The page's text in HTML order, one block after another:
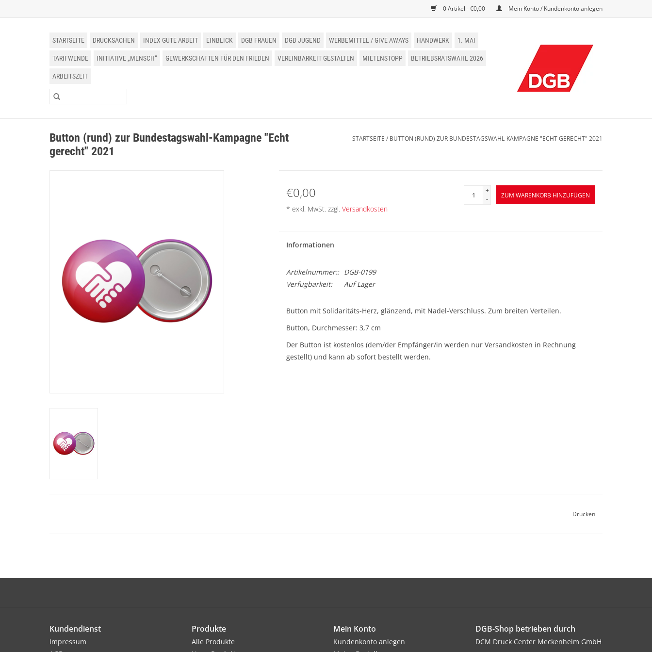
0 Artikel - €0,00 Mein Konto / Kundenkonto anlegen
STARTSEITE DRUCKSACHEN INDEX GUTE ARBEIT EINBLICK DGB FRAUEN DGB JUGEND WERBEMITTEL / GIVE AWAYS HANDWERK 1. MAI
TARIFWENDE INITIATIVE „MENSCH“ GEWERKSCHAFTEN FÜR DEN FRIEDEN VEREINBARKEIT GESTALTEN MIETENSTOPP BETRIEBSRATSWAHL 2026
ARBEITSZEIT
Button (rund) zur Bundestagswahl-Kampagne "Echt
gerecht" 2021
STARTSEITE / BUTTON (RUND) ZUR BUNDESTAGSWAHL-KAMPAGNE "ECHT GERECHT" 2021
€0,00
* exkl. MwSt. zzgl. Versandkosten
+
-
ZUM WARENKORB HINZUFÜGEN
Informationen
Artikelnummer::
DGB-0199
Verfügbarkeit:
Auf Lager
Button mit Solidaritäts-Herz, glänzend, mit Nadel-Verschluss. Zum breiten Verteilen.
Button, Durchmesser: 3,7 cm
Der Button ist kostenlos (dem/der Empfänger/in werden nur Versandkosten in Rechnung
gestellt) und kann ab sofort bestellt werden.
Drucken
Kundendienst
Impressum
Produkte
Alle Produkte
Mein Konto
Kundenkonto anlegen
DGB-Shop betrieben durch
DCM Druck Center Meckenheim GmbH